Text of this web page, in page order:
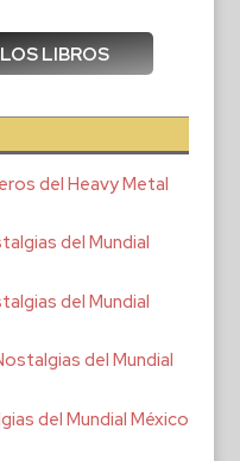
LIBROS
del Heavy Metal
del Mundial
del Mundial
del Mundial
del Mundial México